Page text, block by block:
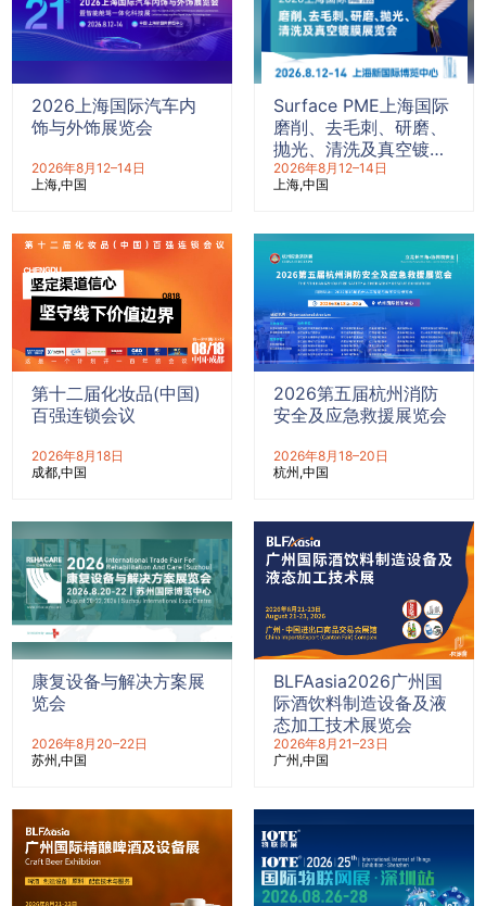
2026上海国际汽车内
饰与外饰展览会
2026年8月12–14日
上海 中国
Surface PME上海国际
磨削、去毛刺、研磨、
抛光、清洗及真空镀膜
展览会
2026年8月12–14日
上海 中国
第十二届化妆品(中国)
百强连锁会议
2026年8月18日
成都 中国
2026第五届杭州消防
安全及应急救援展览会
2026年8月18–20日
杭州 中国
康复设备与解决方案展
览会
2026年8月20–22日
苏州 中国
BLFAasia2026广州国
际酒饮料制造设备及液
态加工技术展览会
2026年8月21–23日
广州 中国